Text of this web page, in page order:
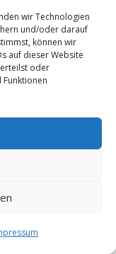
wir Technologien
und/oder darauf
können wir
auf dieser Website
oder
(5.76 km)
(5.79 km)
(5.81 km)
(7.72 km)